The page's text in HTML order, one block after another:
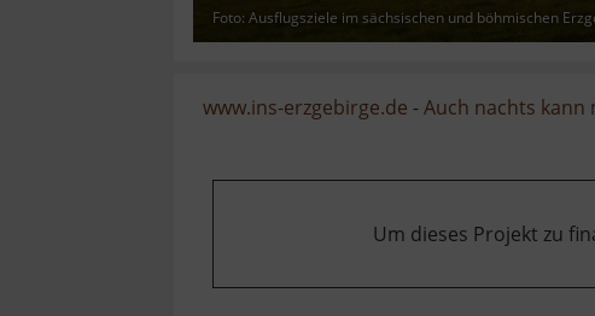
Foto: Ausflugsziele im sächsischen und böhmischen
www.ins-erzgebirge.de -Auch nachts kann
Um dieses Projekt zu